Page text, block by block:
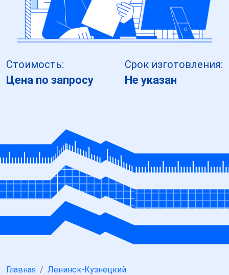
Стоимость:
Цена по запросу
Срок изготовления:
Не указан
Главная
Ленинск-Кузнецкий